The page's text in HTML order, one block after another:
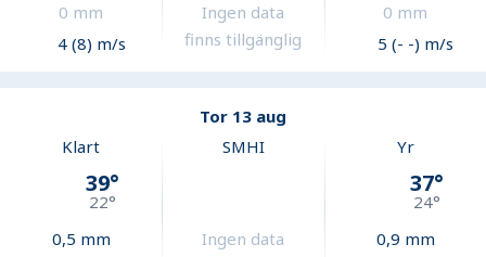
0 mm
4 (8) m/s
Ingen data
finns tillgänglig
0 mm
5 (- -) m/s
Tor 13 aug
Klart
39°
22°
0,5 mm
SMHI
Ingen data
Yr
37°
24°
0,9 mm